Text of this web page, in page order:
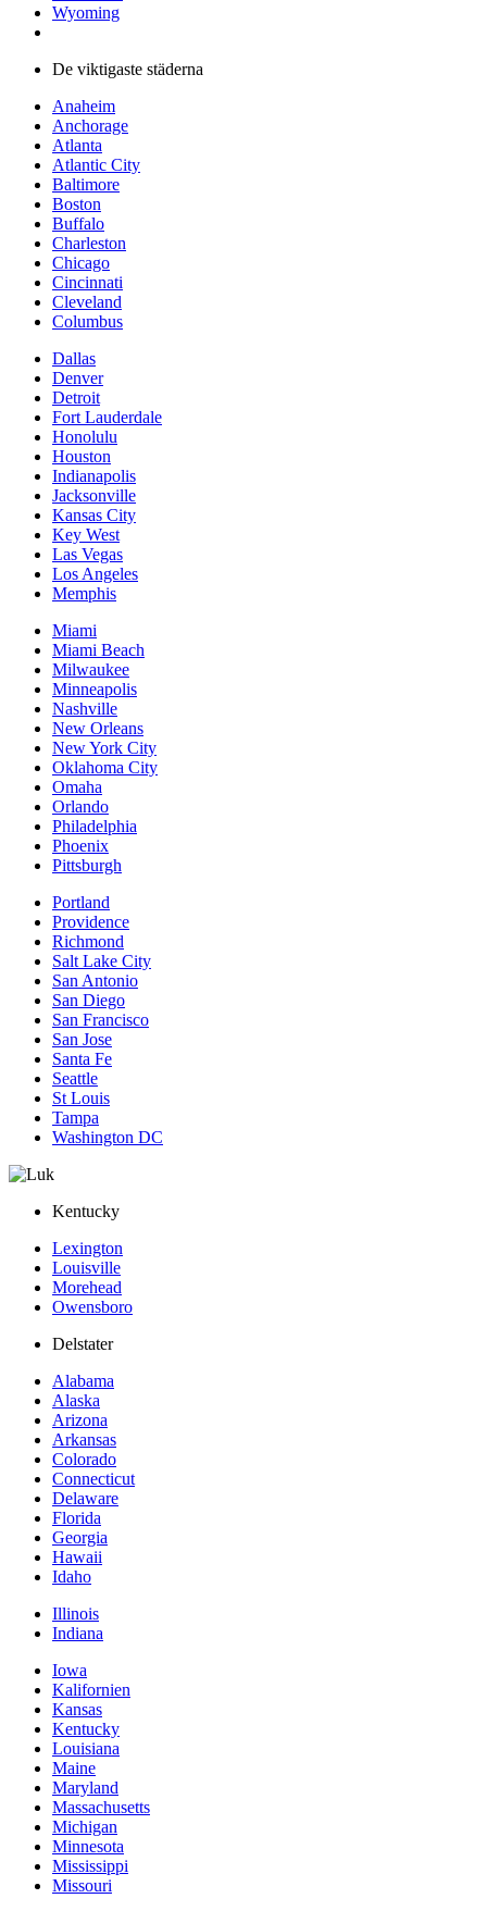
Wyoming
De viktigaste städerna
Anaheim
Anchorage
Atlanta
Atlantic City
Baltimore
Boston
Buffalo
Charleston
Chicago
Cincinnati
Cleveland
Columbus
Dallas
Denver
Detroit
Fort Lauderdale
Honolulu
Houston
Indianapolis
Jacksonville
Kansas City
Key West
Las Vegas
Los Angeles
Memphis
Miami
Miami Beach
Milwaukee
Minneapolis
Nashville
New Orleans
New York City
Oklahoma City
Omaha
Orlando
Philadelphia
Phoenix
Pittsburgh
Portland
Providence
Richmond
Salt Lake City
San Antonio
San Diego
San Francisco
San Jose
Santa Fe
Seattle
St Louis
Tampa
Washington DC
Kentucky
Lexington
Louisville
Morehead
Owensboro
Delstater
Alabama
Alaska
Arizona
Arkansas
Colorado
Connecticut
Delaware
Florida
Georgia
Hawaii
Idaho
Illinois
Indiana
Iowa
Kalifornien
Kansas
Kentucky
Louisiana
Maine
Maryland
Massachusetts
Michigan
Minnesota
Mississippi
Missouri